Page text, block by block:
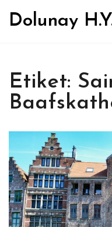
Dolunay
Etiket: